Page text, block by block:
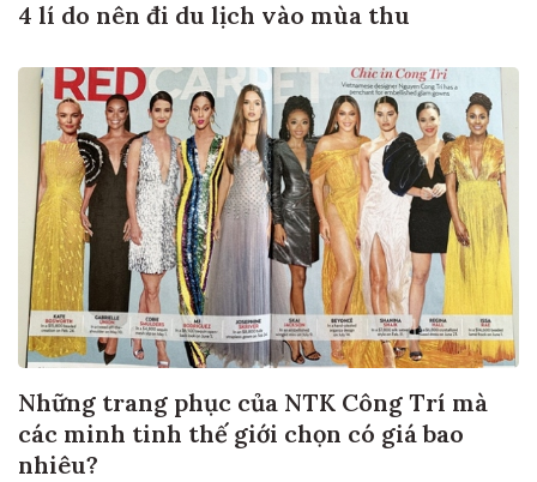
4 lí do nên đi du lịch vào mùa thu
Những trang phục của NTK Công Trí mà
các minh tinh thế giới chọn có giá bao
nhiêu?